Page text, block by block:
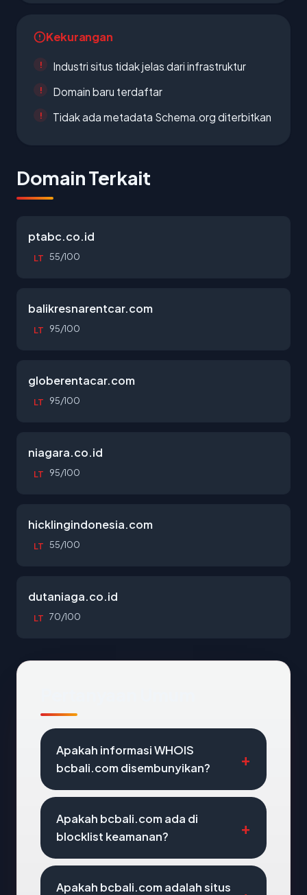
Kekurangan
Industri situs tidak jelas dari infrastruktur
Domain baru terdaftar
Tidak ada metadata Schema.org diterbitkan
Domain Terkait
ptabc.co.id
LT 55/100
balikresnarentcar.com
LT 95/100
globerentacar.com
LT 95/100
niagara.co.id
LT 95/100
hicklingindonesia.com
LT 55/100
dutaniaga.co.id
LT 70/100
Apakah informasi WHOIS
bcbali.com disembunyikan?
Apakah bcbali.com ada di
blocklist keamanan?
Apakah bcbali.com adalah situs